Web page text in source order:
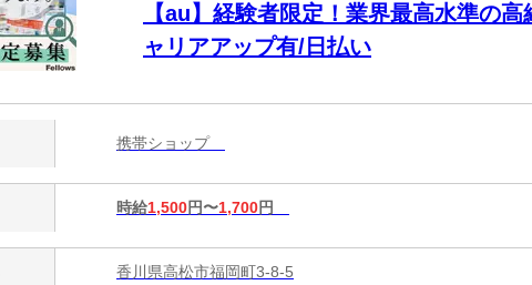
【au】経験者限定！業界最高水準の
ャリアアップ有/日払い
携帯ショップ
時給1,500円〜1,700円
香川県高松市福岡町3-8-5